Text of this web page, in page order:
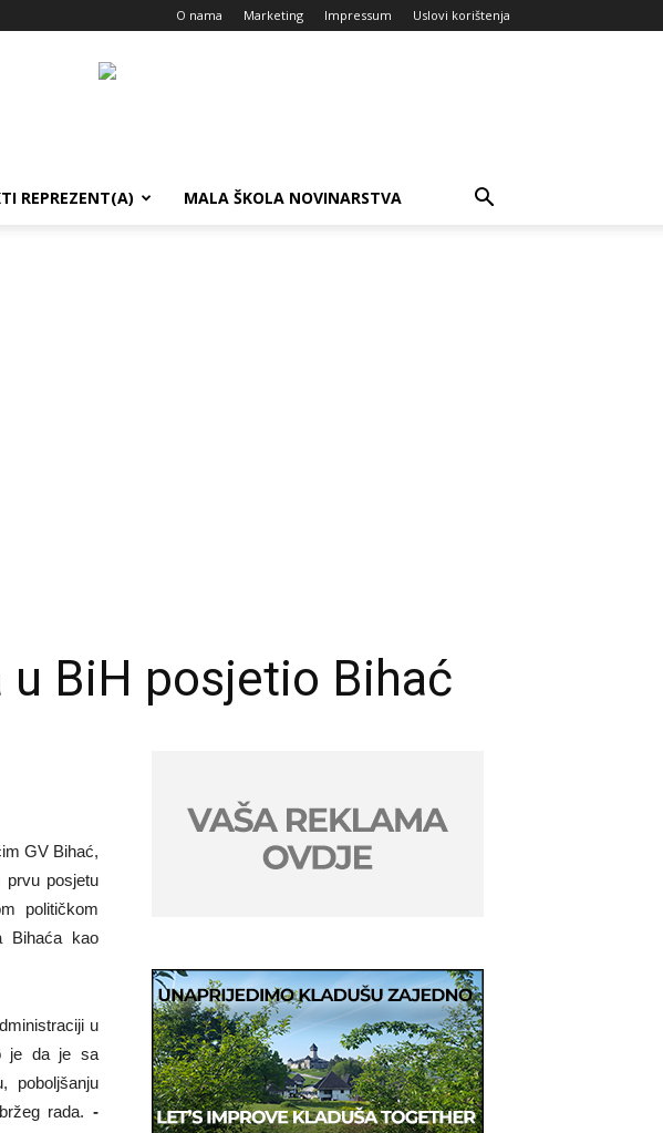
O nama Marketing Impressum Uslovi korištenja
REPREZENT(A) MALA ŠKOLA NOVINARSTVA
BiH posjetio Bihać
GV Bihać,
posjetu
političkom
Bihaća kao
u
je da je sa
poboljšanju
rada. -